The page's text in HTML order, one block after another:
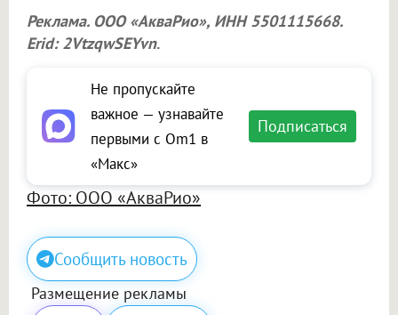
Реклама. ООО «АкваРио», ИНН 5501115668.
Erid: 2VtzqwSEYvn.
Не пропускайте
важное — узнавайте
первыми с Om1 в
«Макс»
Подписаться
Фото: ООО «АкваРио»
Сообщить новость
Размещение рекламы